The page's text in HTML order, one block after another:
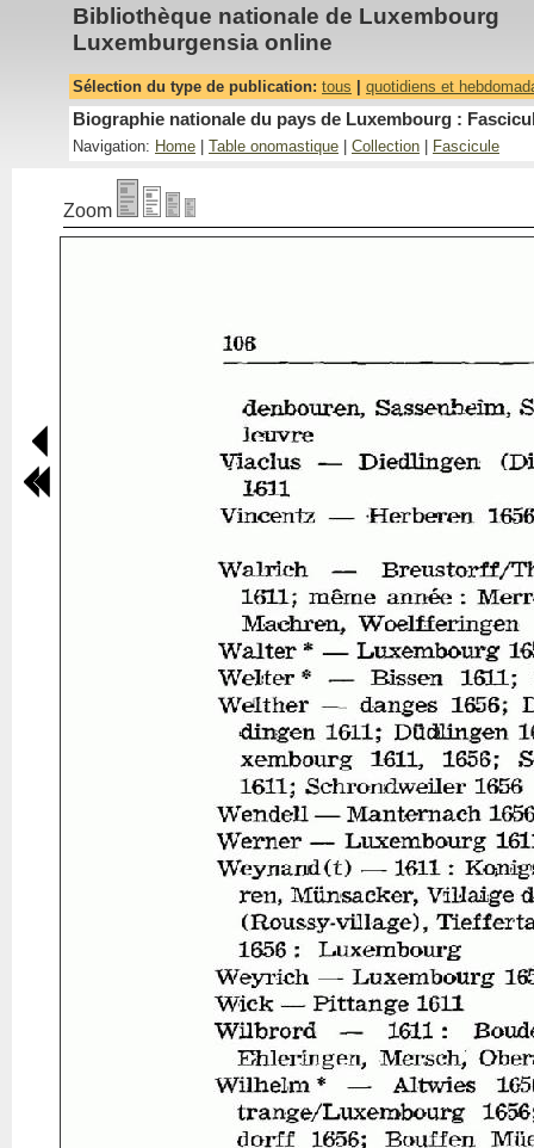
Bibliothèque nationale de Luxembourg
Luxemburgensia online
Sélection du type de publication: tous quotidiens et
Biographie nationale du pays de Luxembourg :
Navigation: Home Table onomastique Collection Fascicule
Zoom